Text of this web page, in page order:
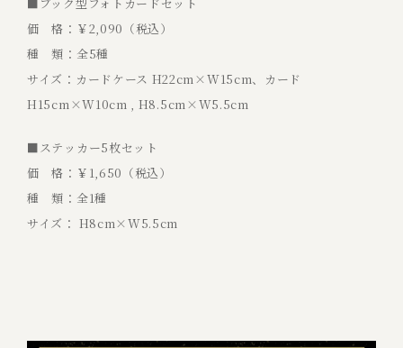
価 格：￥2,090（税込）
種 類：全5種
サイズ：カードケース H22cm×W15cm、カード
H15cm×W10cm , H8.5cm×W5.5cm
■ステッカー5枚セット
価 格：￥1,650（税込）
種 類：全1種
サイズ： H8cm×W5.5cm